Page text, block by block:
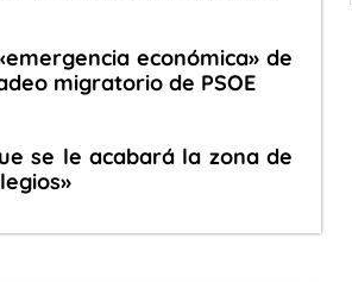
económica» de
migratorio de PSOE
se le acabará la zona de